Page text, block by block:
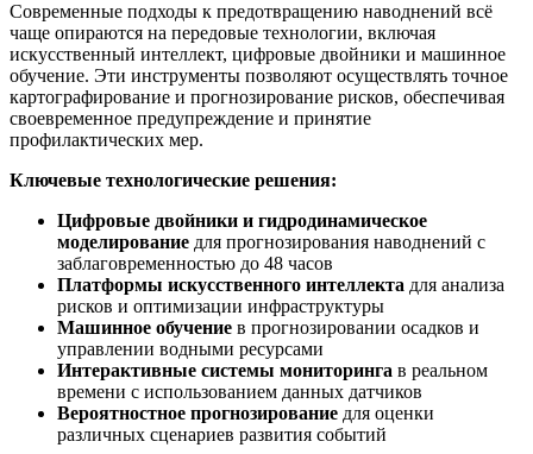
Современные подходы к предотвращению наводнений всё
чаще опираются на передовые технологии, включая
искусственный интеллект, цифровые двойники и машинное
обучение. Эти инструменты позволяют осуществлять точное
картографирование и прогнозирование рисков, обеспечивая
своевременное предупреждение и принятие
профилактических мер.
Ключевые технологические решения:
Цифровые двойники и гидродинамическое
моделирование для прогнозирования наводнений с
заблаговременностью до 48 часов
Платформы искусственного интеллекта для анализа
рисков и оптимизации инфраструктуры
Машинное обучение в прогнозировании осадков и
управлении водными ресурсами
Интерактивные системы мониторинга в реальном
времени с использованием данных датчиков
Вероятностное прогнозирование для оценки
различных сценариев развития событий